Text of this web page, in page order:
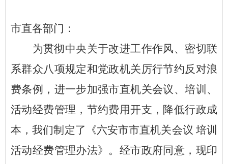
市直各部门：
为贯彻中央关于改进工作作风、密切联
系群众八项规定和党政机关厉行节约反对浪
费条例，进一步加强市直机关会议、培训、
活动经费管理，节约费用开支，降低行政成
本，我们制定了《六安市市直机关会议 培训
活动经费管理办法》。经市政府同意，现印